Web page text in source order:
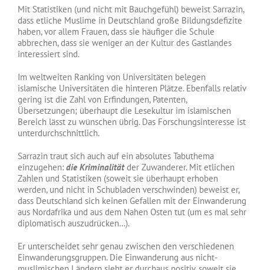
Mit Statistiken (und nicht mit Bauchgefühl) beweist Sarrazin,
dass etliche Muslime in Deutschland große Bildungsdefizite
haben, vor allem Frauen, dass sie häufiger die Schule
abbrechen, dass sie weniger an der Kultur des Gastlandes
interessiert sind.
Im weltweiten Ranking von Universitäten belegen
islamische Universitäten die hinteren Plätze. Ebenfalls relativ
gering ist die Zahl von Erfindungen, Patenten,
Übersetzungen; überhaupt die Lesekultur im islamischen
Bereich lässt zu wünschen übrig. Das Forschungsinteresse ist
unterdurchschnittlich.
Sarrazin traut sich auch auf ein absolutes Tabuthema
einzugehen: die Kriminalitätder Zuwanderer. Mit etlichen
Zahlen und Statistiken (soweit sie überhaupt erhoben
werden, und nicht in Schubladen verschwinden) beweist er,
dass Deutschland sich keinen Gefallen mit der Einwanderung
aus Nordafrika und aus dem Nahen Osten tut (um es mal sehr
diplomatisch auszudrücken…).
Er unterscheidet sehr genau zwischen den verschiedenen
Einwanderungsgruppen. Die Einwanderung aus nicht-